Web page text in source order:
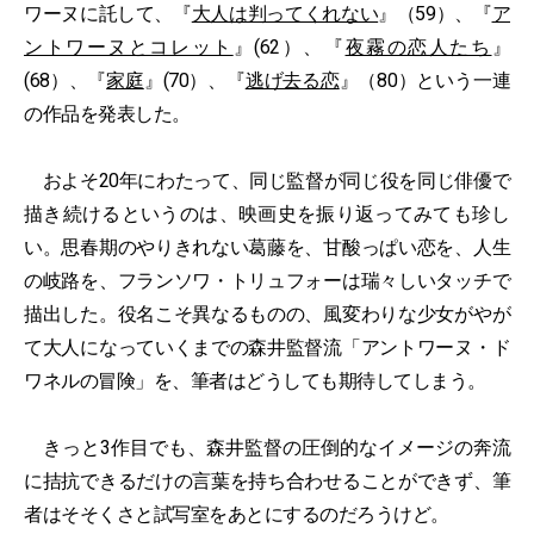
ワーヌに託して、『大人は判ってくれない 』（59）、『ア
ントワーヌとコレット 』(62）、『夜霧の恋人たち 』
(68）、『家庭 』(70）、『逃げ去る恋』（80）という一連
の作品を発表した。
およそ20年にわたって、同じ監督が同じ役を同じ俳優で
描き続けるというのは、映画史を振り返ってみても珍し
い。思春期のやりきれない葛藤を、甘酸っぱい恋を、人生
の岐路を、フランソワ・トリュフォーは瑞々しいタッチで
描出した。役名こそ異なるものの、風変わりな少女がやが
て大人になっていくまでの森井監督流「アントワーヌ・ド
ワネルの冒険」を、筆者はどうしても期待してしまう。
きっと3作目でも、森井監督の圧倒的なイメージの奔流
に拮抗できるだけの言葉を持ち合わせることができず、筆
者はそそくさと試写室をあとにするのだろうけど。